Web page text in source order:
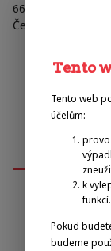
66902
Česká Republika
Tento
Tento web
účelům:
k
funkcí.
Pokud
budeme